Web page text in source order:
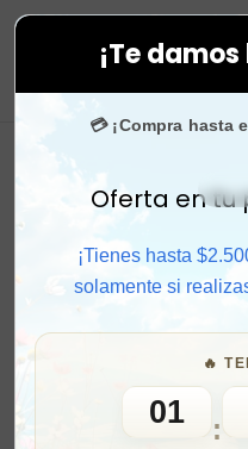
¡Te
💳 ¡Compra hasta
Oferta en tu
¡Tienes hasta
solamente si
🔥
01 :
FLASH ¡SOLO POR